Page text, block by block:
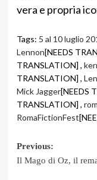
vera e propria
Tags: 5 al 10 luglio
Lennon[NEEDS
TRANSLATION] ,
TRANSLATION] ,
Mick Jagger[NEEDS
TRANSLATION] ,
RomaFictionFest
Post
Previous:
Il Mago di Oz, il